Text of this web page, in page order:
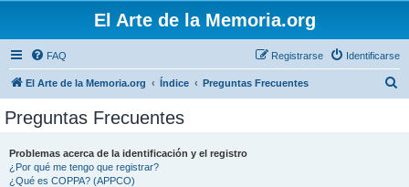
El Arte de la Memoria.org
FAQ Identificarse
Registrarse
El Arte de la Memoria.org Índice Preguntas Frecuentes
Preguntas Frecuentes
Problemas acerca de la identificación y el registro
¿Por qué me tengo que registrar?
¿Qué es COPPA? (APPCO)